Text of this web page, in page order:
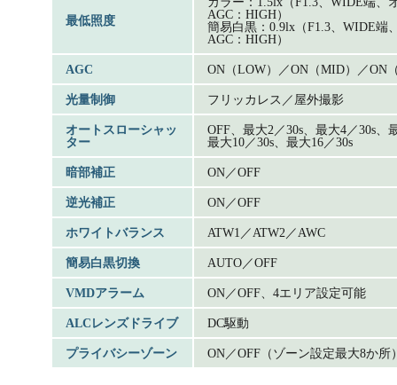
最低照度
AGC：HIGH）
簡易白黒：0.9lx（F1.3、WIDE端
AGC：HIGH）
AGC ON（LOW）／ON（MID）／ON
光量制御 フリッカレス／屋外撮影
オートスローシャッ
ター
OFF、最大2／30s、最大4／30s、
最大10／30s、最大16／30s
暗部補正 ON／OFF
逆光補正 ON／OFF
ホワイトバランス ATW1／ATW2／AWC
簡易白黒切換 AUTO／OFF
VMDアラーム ON／OFF、4エリア設定可能
ALCレンズドライブ DC駆動
プライバシーゾーン ON／OFF（ゾーン設定最大8か所